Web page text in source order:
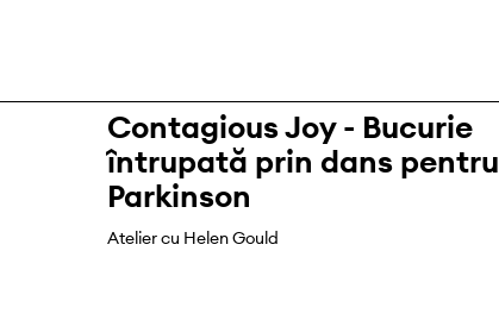
Contagious Joy - Bucurie
întrupată prin dans pentru
Parkinson
Atelier cu Helen Gould